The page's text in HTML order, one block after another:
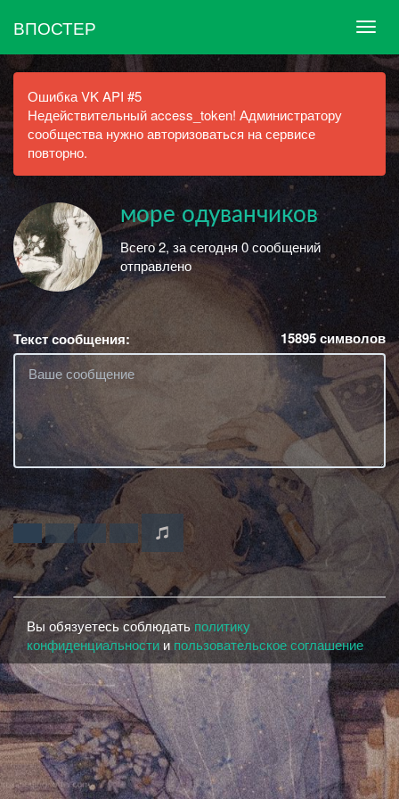
ВПОСТЕР
Ошибка VK API #5
Недействительный access_token! Администратору
сообщества нужно авторизоваться на сервисе
повторно.
море одуванчиков
Всего 2, за сегодня 0 сообщений
отправлено
Текст сообщения: 15895символов
Вы обязуетесь соблюдать политику
конфиденциальности и пользовательское соглашение